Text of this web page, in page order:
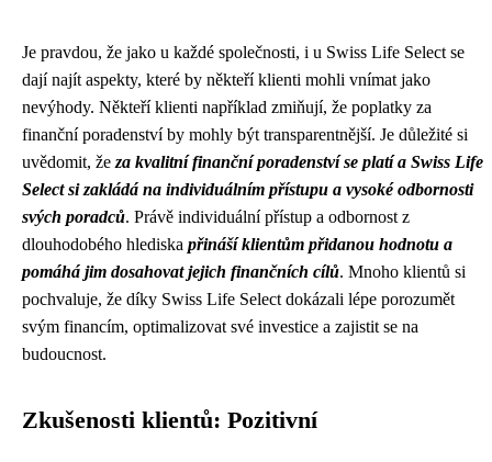
Je pravdou, že jako u každé společnosti, i u Swiss Life Select se
dají najít aspekty, které by někteří klienti mohli vnímat jako
nevýhody. Někteří klienti například zmiňují, že poplatky za
finanční poradenství by mohly být transparentnější. Je důležité si
uvědomit, že za kvalitní finanční poradenství se platí a Swiss Life
Select si zakládá na individuálním přístupu a vysoké odbornosti
svých poradců. Právě individuální přístup a odbornost z
dlouhodobého hlediska přináší klientům přidanou hodnotu a
pomáhá jim dosahovat jejich finančních cílů. Mnoho klientů si
pochvaluje, že díky Swiss Life Select dokázali lépe porozumět
svým financím, optimalizovat své investice a zajistit se na
budoucnost.
Zkušenosti klientů: Pozitivní